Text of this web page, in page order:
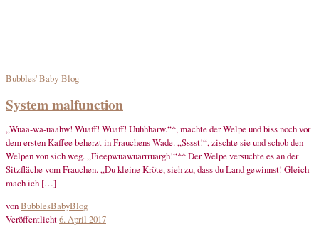
Bubbles' Baby-Blog
System malfunction
„Wuaa-wa-uaahw! Wuaff! Wuaff! Uuhhharw.“*, machte der Welpe und biss noch vor
dem ersten Kaffee beherzt in Frauchens Wade. „Sssst!“, zischte sie und schob den
Welpen von sich weg. „Fieepwuawuarrruargh!“** Der Welpe versuchte es an der
Sitzfläche vom Frauchen. „Du kleine Kröte, sieh zu, dass du Land gewinnst! Gleich
mach ich […]
vonBubblesBabyBlog
Veröffentlicht6. April 2017